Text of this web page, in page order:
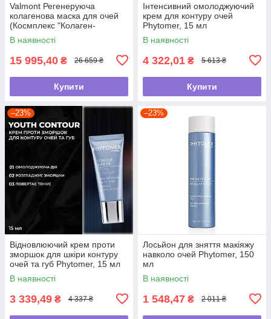
Valmont Регенеруюча
колагенова маска для очей
(Космплекс "Колаген-
Мукополісахариди") , 5 пар +
віали
В наявності
15 995,40 ₴ 26 659 ₴
Купити
Інтенсивний омолоджуючий
крем для контуру очей
Phytomer, 15 мл
В наявності
4 322,01 ₴ 5 613 ₴
Купити
–23%
Відновлюючий крем проти
зморшок для шкіри контуру
очей та губ Phytomer, 15 мл
В наявності
3 339,49 ₴ 4 337 ₴
–23%
Лосьйон для зняття макіяжу
навколо очей Phytomer, 150
мл
В наявності
1 548,47 ₴ 2 011 ₴